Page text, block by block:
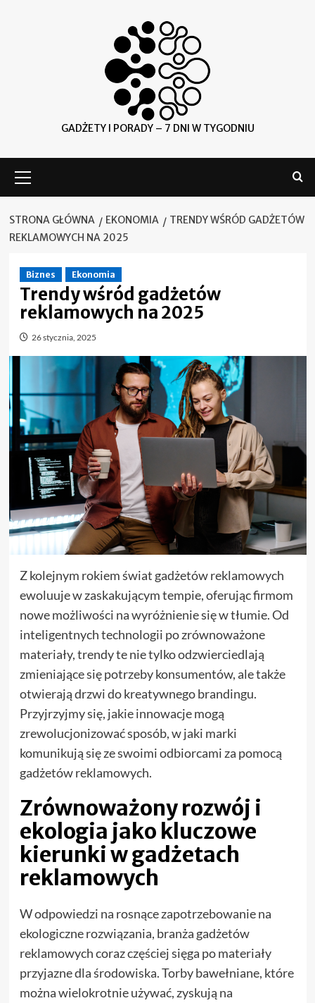
GADŻETY I PORADY – 7 DNI W TYGODNIU
główne
STRONA GŁÓWNA EKONOMIA
TRENDY WŚRÓD GADŻETÓW
REKLAMOWYCH NA 2025
Biznes Ekonomia
Trendy wśród gadżetów
reklamowych na 2025
26 stycznia, 2025
Z kolejnym rokiem świat gadżetów reklamowych
ewoluuje w zaskakującym tempie, oferując firmom
nowe możliwości na wyróżnienie się w tłumie. Od
inteligentnych technologii po zrównoważone
materiały, trendy te nie tylko odzwierciedlają
zmieniające się potrzeby konsumentów, ale także
otwierają drzwi do kreatywnego brandingu.
Przyjrzyjmy się, jakie innowacje mogą
zrewolucjonizować sposób, w jaki marki
komunikują się ze swoimi odbiorcami za pomocą
gadżetów reklamowych.
Zrównoważony rozwój i
ekologia jako kluczowe
kierunki w gadżetach
reklamowych
W odpowiedzi na rosnące zapotrzebowanie na
ekologiczne rozwiązania, branża gadżetów
reklamowych coraz częściej sięga po materiały
przyjazne dla środowiska. Torby bawełniane, które
można wielokrotnie używać, zyskują na